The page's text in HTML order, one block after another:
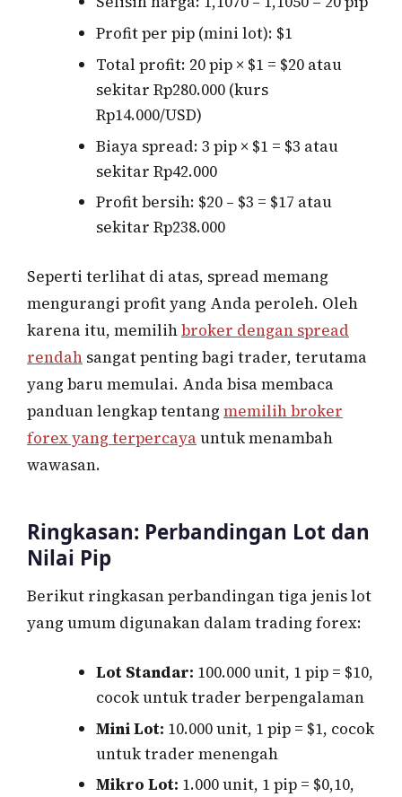
Profit per pip (mini lot): $1
Total profit: 20 pip × $1 = $20 atau
sekitar Rp280.000 (kurs
Rp14.000/USD)
Biaya spread: 3 pip × $1 = $3 atau
sekitar Rp42.000
Profit bersih: $20 – $3 = $17 atau
sekitar Rp238.000
Seperti terlihat di atas, spread memang
mengurangi profit yang Anda peroleh. Oleh
karena itu, memilihbroker dengan spread
rendah sangat penting bagi trader, terutama
yang baru memulai. Anda bisa membaca
panduan lengkap tentang memilih broker
forex yang terpercayauntuk menambah
wawasan.
Ringkasan: Perbandingan Lot dan
Nilai Pip
Berikut ringkasan perbandingan tiga jenis lot
yang umum digunakan dalam trading forex:
Lot Standar: 100.000 unit, 1 pip = $10,
cocok untuk trader berpengalaman
Mini Lot: 10.000 unit, 1 pip = $1, cocok
untuk trader menengah
Mikro Lot: 1.000 unit, 1 pip = $0,10,